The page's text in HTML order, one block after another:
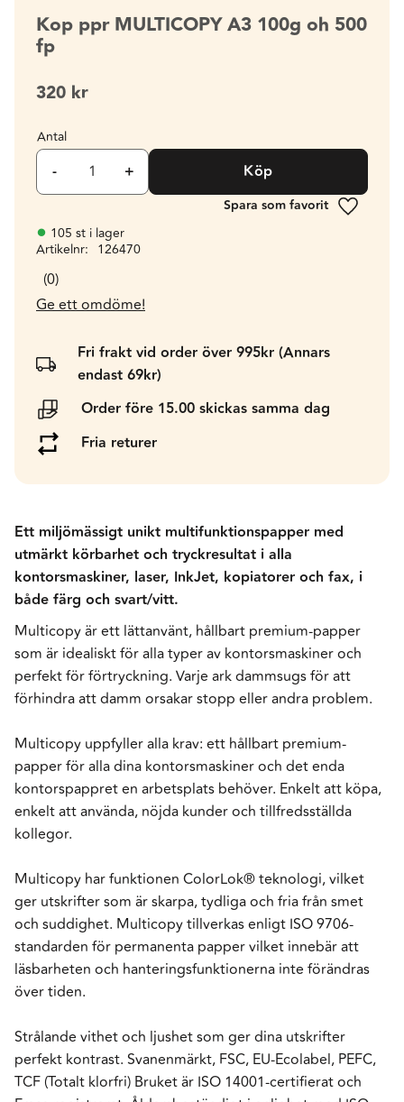
Kop ppr MULTICOPY A3 100g oh 500
fp
320 kr
Antal
+
- Köp
Lägg till
105 st i lager
Artikelnr
126470
0
Ge ett omdöme!
Fri frakt vid order över 995kr (Annars
endast 69kr)
Order före 15.00 skickas samma dag
Fria returer
Ett miljömässigt unikt multifunktionspapper med
utmärkt körbarhet och tryckresultat i alla
kontorsmaskiner, laser, InkJet, kopiatorer och fax, i
både färg och svart/vitt.
Multicopy är ett lättanvänt, hållbart premium-papper
som är idealiskt för alla typer av kontorsmaskiner och
perfekt för förtryckning. Varje ark dammsugs för att
förhindra att damm orsakar stopp eller andra problem.
Multicopy uppfyller alla krav: ett hållbart premium-
papper för alla dina kontorsmaskiner och det enda
kontorspappret en arbetsplats behöver. Enkelt att köpa,
enkelt att använda, nöjda kunder och tillfredsställda
kollegor.
Multicopy har funktionen ColorLok® teknologi, vilket
ger utskrifter som är skarpa, tydliga och fria från smet
och suddighet. Multicopy tillverkas enligt ISO 9706-
standarden för permanenta papper vilket innebär att
läsbarheten och hanteringsfunktionerna inte förändras
över tiden.
Strålande vithet och ljushet som ger dina utskrifter
perfekt kontrast. Svanenmärkt, FSC, EU-Ecolabel, PEFC,
TCF (Totalt klorfri) Bruket är ISO 14001-certifierat och